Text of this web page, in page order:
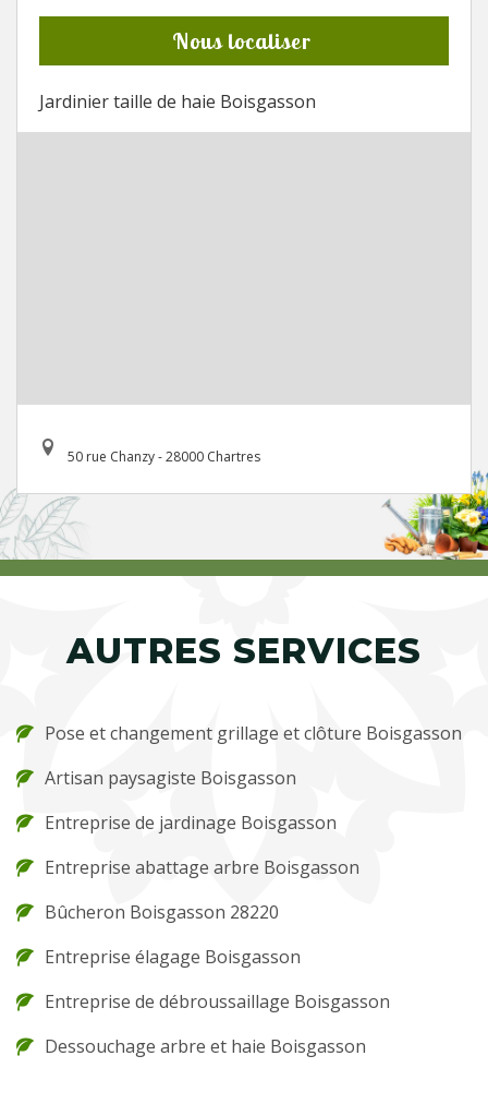
Nous localiser
Jardinier taille de haie Boisgasson
50 rue Chanzy - 28000 Chartres
AUTRES SERVICES
Pose et changement grillage et clôture Boisgasson
Artisan paysagiste Boisgasson
Entreprise de jardinage Boisgasson
Entreprise abattage arbre Boisgasson
Bûcheron Boisgasson 28220
Entreprise élagage Boisgasson
Entreprise de débroussaillage Boisgasson
Dessouchage arbre et haie Boisgasson